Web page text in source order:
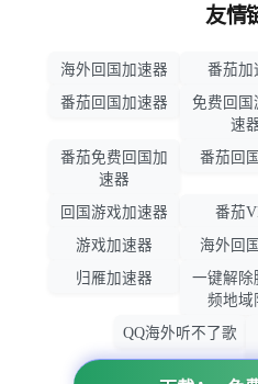
友情
海外回国加速器 番茄加
番茄回国加速器
免费回国
速
番茄免费回国加
速器
番茄回
回国游戏加速器
番茄
游戏加速器
海外回
归雁加速器
一键解除
频地域
QQ海外听不了歌